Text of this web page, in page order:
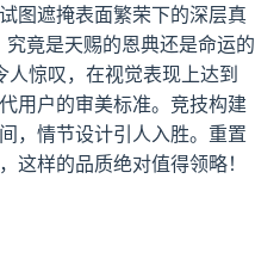
图遮掩表面繁荣下的深层真
竟是天赐的恩典还是命运的
惊叹，在视觉表现上达到
用户的审美标准。竞技构建
，情节设计引人入胜。重置
这样的品质绝对值得领略！